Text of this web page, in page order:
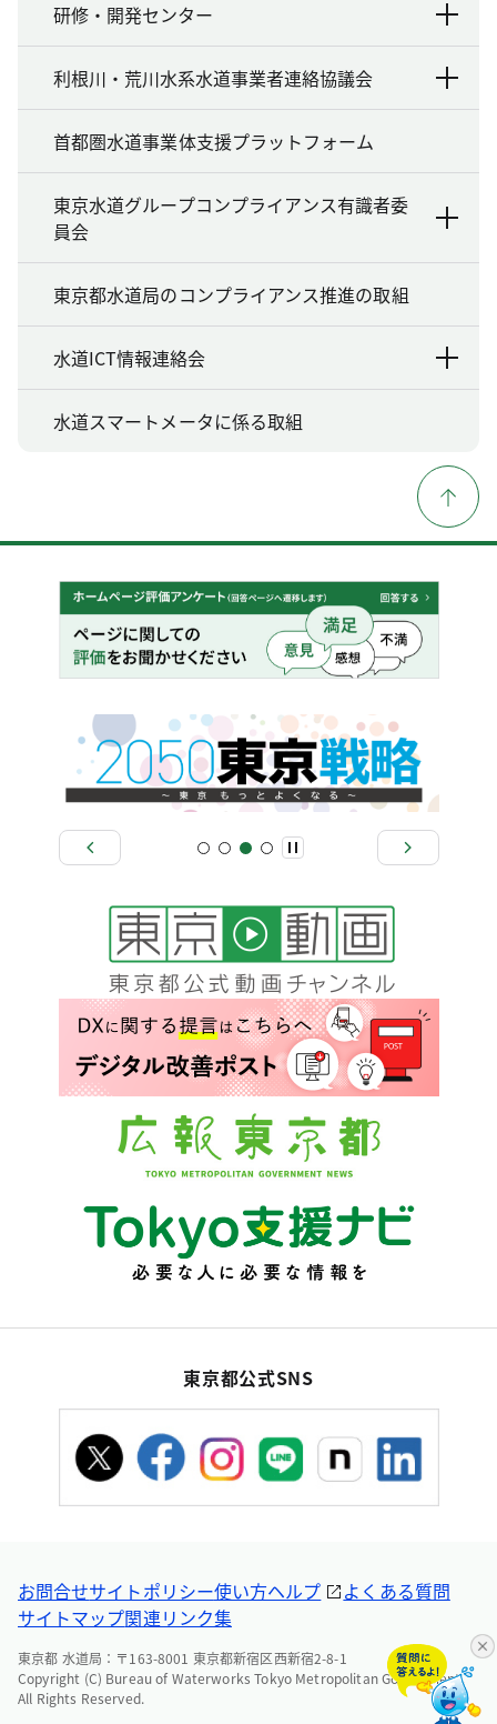
研修・開発センター
利根川・荒川水系水道事業者連絡協議会
首都圏水道事業体支援プラットフォーム
東京水道グループコンプライアンス有識者委
員会
東京都水道局のコンプライアンス推進の取組
水道ICT情報連絡会
水道スマートメータに係る取組
東京都公式SNS
お問合せサイトポリシー使い方ヘルプ
よくある質問
サイトマップ関連リンク集
東京都 水道局：〒163-8001 東京都新宿区西新宿2-8-1
Copyright (C) Bureau of Waterworks Tokyo Metropolitan Government.
All Rights Reserved.